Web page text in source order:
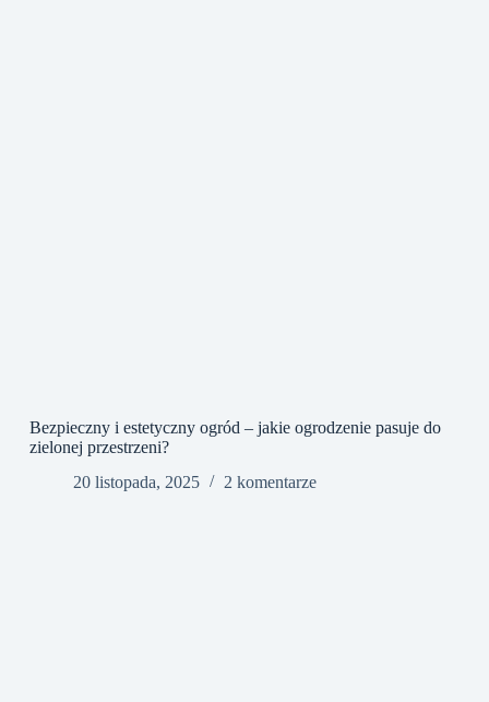
Bezpieczny i estetyczny ogród – jakie ogrodzenie pasuje do
zielonej przestrzeni?
20 listopada, 2025
2 komentarze